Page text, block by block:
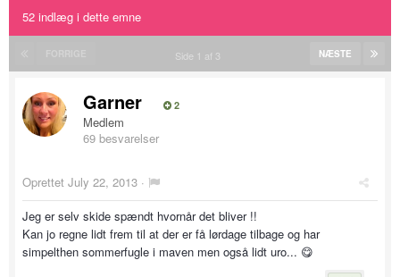
52 indlæg i dette emne
NÆSTE
Side 1 af 3
Garner 2
Medlem
69 besvarelser
Oprettet July 22, 2013 ·
Jeg er selv skide spændt hvornår det bliver !!
Kan jo regne lidt frem til at der er få lørdage tilbage og har
simpelthen sommerfugle i maven men også lidt uro... 😋